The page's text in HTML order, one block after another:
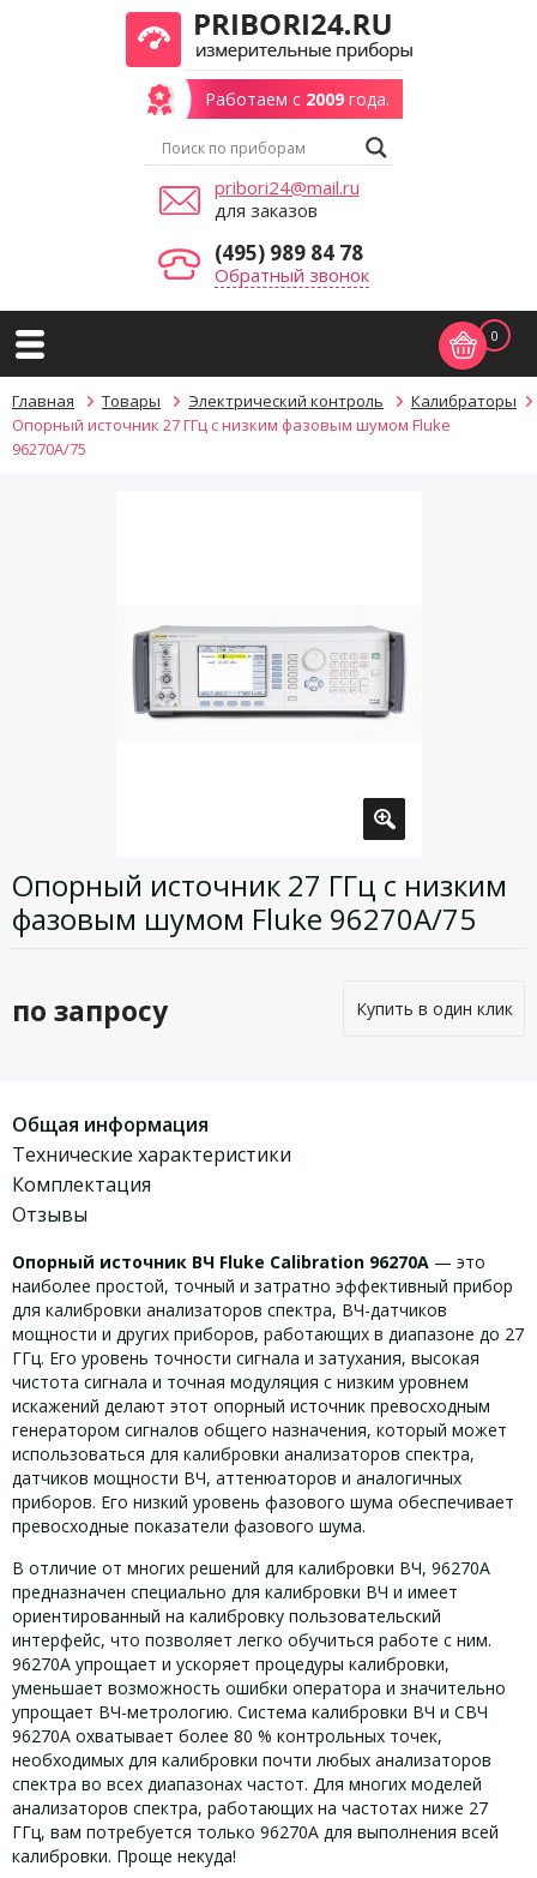
Работаем с 2009года.
pribori24@mail.ru
для заказов
(495) 989 84 78
Обратный звонок
0
Главная Товары Электрический контроль
Калибраторы
Опорный источник 27 ГГц с низким фазовым шумом Fluke
96270A/75
Опорный источник 27 ГГц с низким
фазовым шумом Fluke 96270A/75
по запросу Купить в один клик
Общая информация
Технические характеристики
Комплектация
Отзывы
Опорный источник ВЧ Fluke Calibration 96270A — это
наиболее простой, точный и затратно эффективный прибор
для калибровки анализаторов спектра, ВЧ-датчиков
мощности и других приборов, работающих в диапазоне до 27
ГГц. Его уровень точности сигнала и затухания, высокая
чистота сигнала и точная модуляция с низким уровнем
искажений делают этот опорный источник превосходным
генератором сигналов общего назначения, который может
использоваться для калибровки анализаторов спектра,
датчиков мощности ВЧ, аттенюаторов и аналогичных
приборов. Его низкий уровень фазового шума обеспечивает
превосходные показатели фазового шума.
В отличие от многих решений для калибровки ВЧ, 96270A
предназначен специально для калибровки ВЧ и имеет
ориентированный на калибровку пользовательский
интерфейс, что позволяет легко обучиться работе с ним.
96270A упрощает и ускоряет процедуры калибровки,
уменьшает возможность ошибки оператора и значительно
упрощает ВЧ-метрологию. Система калибровки ВЧ и СВЧ
96270A охватывает более 80 % контрольных точек,
необходимых для калибровки почти любых анализаторов
спектра во всех диапазонах частот. Для многих моделей
анализаторов спектра, работающих на частотах ниже 27
ГГц, вам потребуется только 96270A для выполнения всей
калибровки. Проще некуда!